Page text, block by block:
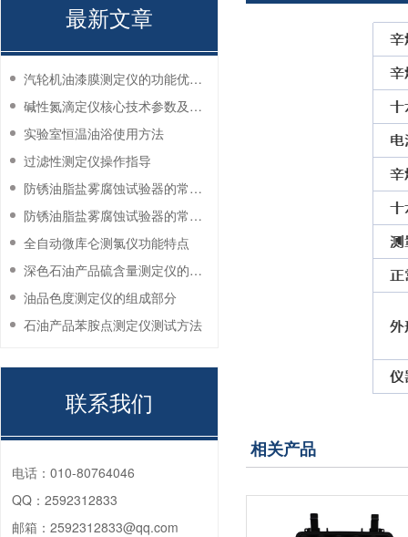
相关产品
最新文章
汽轮机油漆膜测定仪的功能优势有哪些？
碱性氮滴定仪核心技术参数及应用说明
实验室恒温油浴使用方法
过滤性测定仪操作指导
防锈油脂盐雾腐蚀试验器的常见故障与解决方法
防锈油脂盐雾腐蚀试验器的常见故障与解决方法
全自动微库仑测氯仪功能特点
深色石油产品硫含量测定仪的工作环境要求
油品色度测定仪的组成部分
石油产品苯胺点测定仪测试方法
联系我们
电话： 010-80764046
QQ： 2592312833
邮箱： 2592312833@qq.com